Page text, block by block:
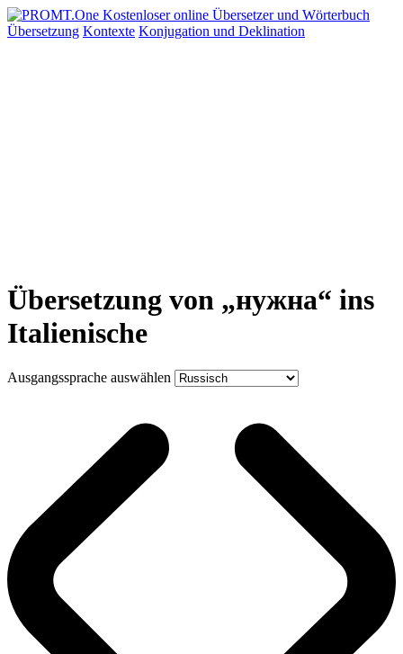
Übersetzung Kontexte Konjugation und Deklination
Übersetzung von „нужна“ ins
Italienische
Ausgangssprache auswählen